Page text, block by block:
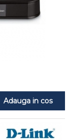
Adauga in cos